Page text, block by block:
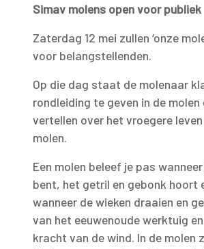
Simav molens open voor publiek
Zaterdag 12 mei zullen ‘onze
voor belangstellenden.
Op die dag staat de molenaar
rondleiding te geven in de molen
vertellen over het vroegere
molen.
Een molen beleef je pas
bent, het getril en gebonk hoort
wanneer de wieken draaien en
van het eeuwenoude werktuig
kracht van de wind. In de molen